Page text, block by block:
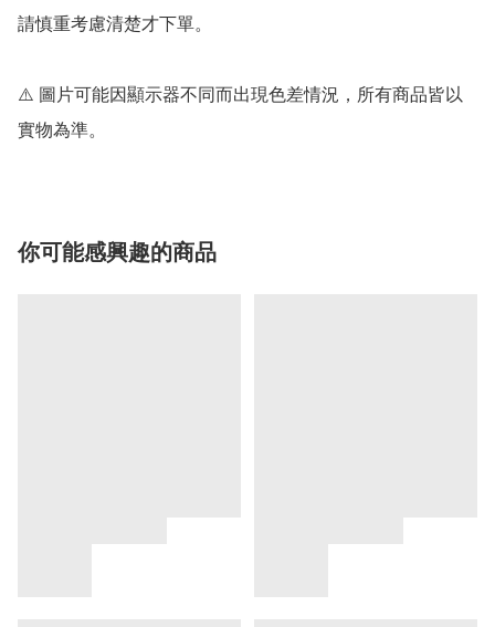
請慎重考慮清楚才下單。
⚠️ 圖片可能因顯示器不同而出現色差情況，所有商品皆以
實物為準。
你可能感興趣的商品